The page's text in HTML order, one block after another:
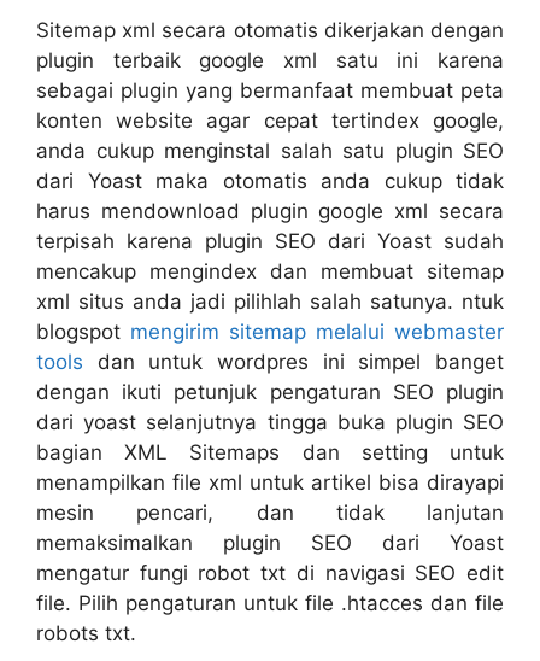
Sitemap xml secara otomatis dikerjakan dengan
plugin terbaik google xml satu ini karena
sebagai plugin yang bermanfaat membuat peta
konten website agar cepat tertindex google,
anda cukup menginstal salah satu plugin SEO
dari Yoast maka otomatis anda cukup tidak
harus mendownload plugin google xml secara
terpisah karena plugin SEO dari Yoast sudah
mencakup mengindex dan membuat sitemap
xml situs anda jadi pilihlah salah satunya. ntuk
blogspot mengirim sitemap melalui webmaster
tools dan untuk wordpres ini simpel banget
dengan ikuti petunjuk pengaturan SEO plugin
dari yoast selanjutnya tingga buka plugin SEO
bagian XML Sitemaps dan setting untuk
menampilkan file xml untuk artikel bisa dirayapi
mesin pencari, dan tidak lanjutan
memaksimalkan plugin SEO dari Yoast
mengatur fungi robot txt di navigasi SEO edit
file. Pilih pengaturan untuk file .htacces dan file
robots txt.